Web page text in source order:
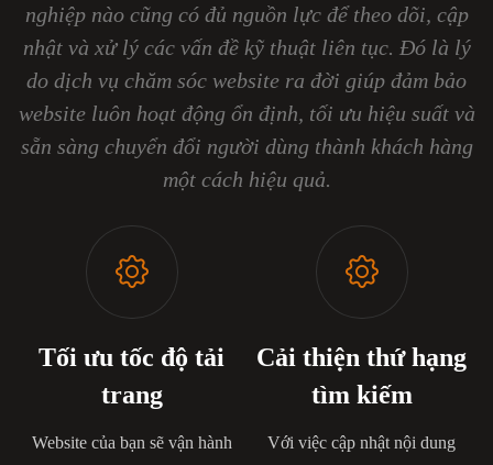
nghiệp nào cũng có đủ nguồn lực để theo dõi, cập
nhật và xử lý các vấn đề kỹ thuật liên tục. Đó là lý
do dịch vụ chăm sóc website ra đời giúp đảm bảo
website luôn hoạt động ổn định, tối ưu hiệu suất và
sẵn sàng chuyển đổi người dùng thành khách hàng
một cách hiệu quả.
Tối ưu tốc độ tải
trang
Website của bạn sẽ vận hành
Cải thiện thứ hạng
tìm kiếm
Với việc cập nhật nội dung